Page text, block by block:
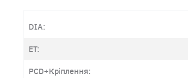
DIA:
ET:
PCD+Кріплення: